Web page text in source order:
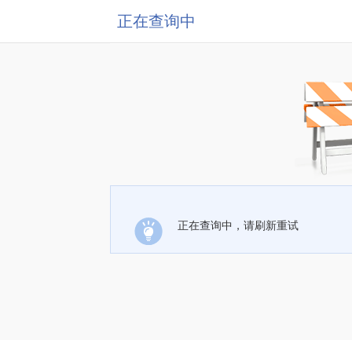
正在查询中
正在查询中，请刷新重试